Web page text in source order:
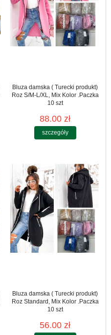
Bluza damska ( Turecki produkt)
Roz S/M-L/XL, Mix Kolor .Paczka
10 szt
88.00 zł
szczegóły
Bluza damska ( Turecki produkt)
Roz Standard, Mix Kolor .Paczka
10 szt
56.00 zł